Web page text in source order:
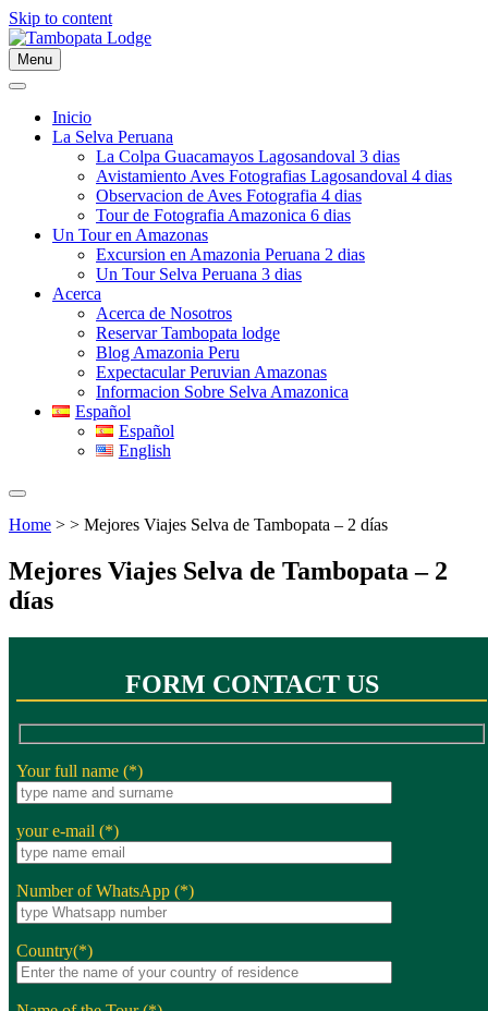
Skip to content
Menu
Inicio
La Selva Peruana
La Colpa Guacamayos Lagosandoval 3 dias
Avistamiento Aves Fotografias Lagosandoval 4 dias
Observacion de Aves Fotografia 4 dias
Tour de Fotografia Amazonica 6 dias
Un Tour en Amazonas
Excursion en Amazonia Peruana 2 dias
Un Tour Selva Peruana 3 dias
Acerca
Acerca de Nosotros
Reservar Tambopata lodge
Blog Amazonia Peru
Expectacular Peruvian Amazonas
Informacion Sobre Selva Amazonica
Español
Español
English
Home > > Mejores Viajes Selva de Tambopata – 2 días
Mejores Viajes Selva de Tambopata – 2
días
FORM CONTACT US
Your full name (*)
your e-mail (*)
Number of WhatsApp (*)
Country(*)